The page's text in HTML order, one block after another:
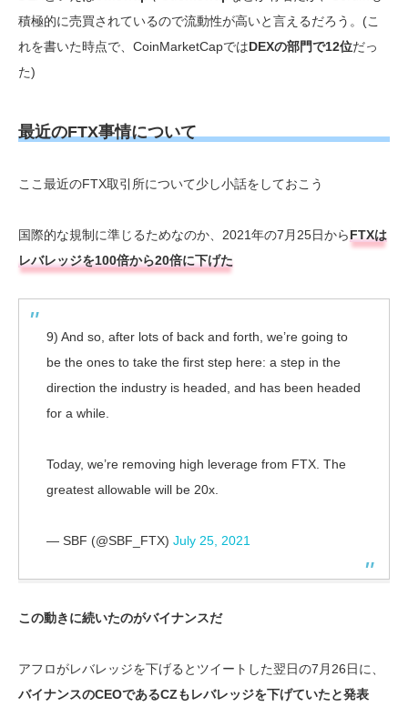
積極的に売買されているので流動性が高いと言えるだろう。(こ
れを書いた時点で、CoinMarketCapではDEXの部門で12位だっ
た)
最近のFTX事情について
ここ最近のFTX取引所について少し小話をしておこう
国際的な規制に準じるためなのか、2021年の7月25日からFTXは
レバレッジを100倍から20倍に下げた
9) And so, after lots of back and forth, we’re going to
be the ones to take the first step here: a step in the
direction the industry is headed, and has been headed
for a while.
Today, we’re removing high leverage from FTX. The
greatest allowable will be 20x.
— SBF (@SBF_FTX) July 25, 2021
この動きに続いたのがバイナンスだ
アフロがレバレッジを下げるとツイートした翌日の7月26日に、
バイナンスのCEOであるCZもレバレッジを下げていたと発表